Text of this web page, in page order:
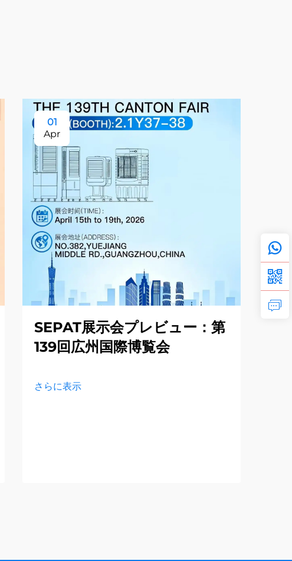
01
Apr
SEPAT展示会プレビュー：第
139回広州国際博覧会
さらに表示